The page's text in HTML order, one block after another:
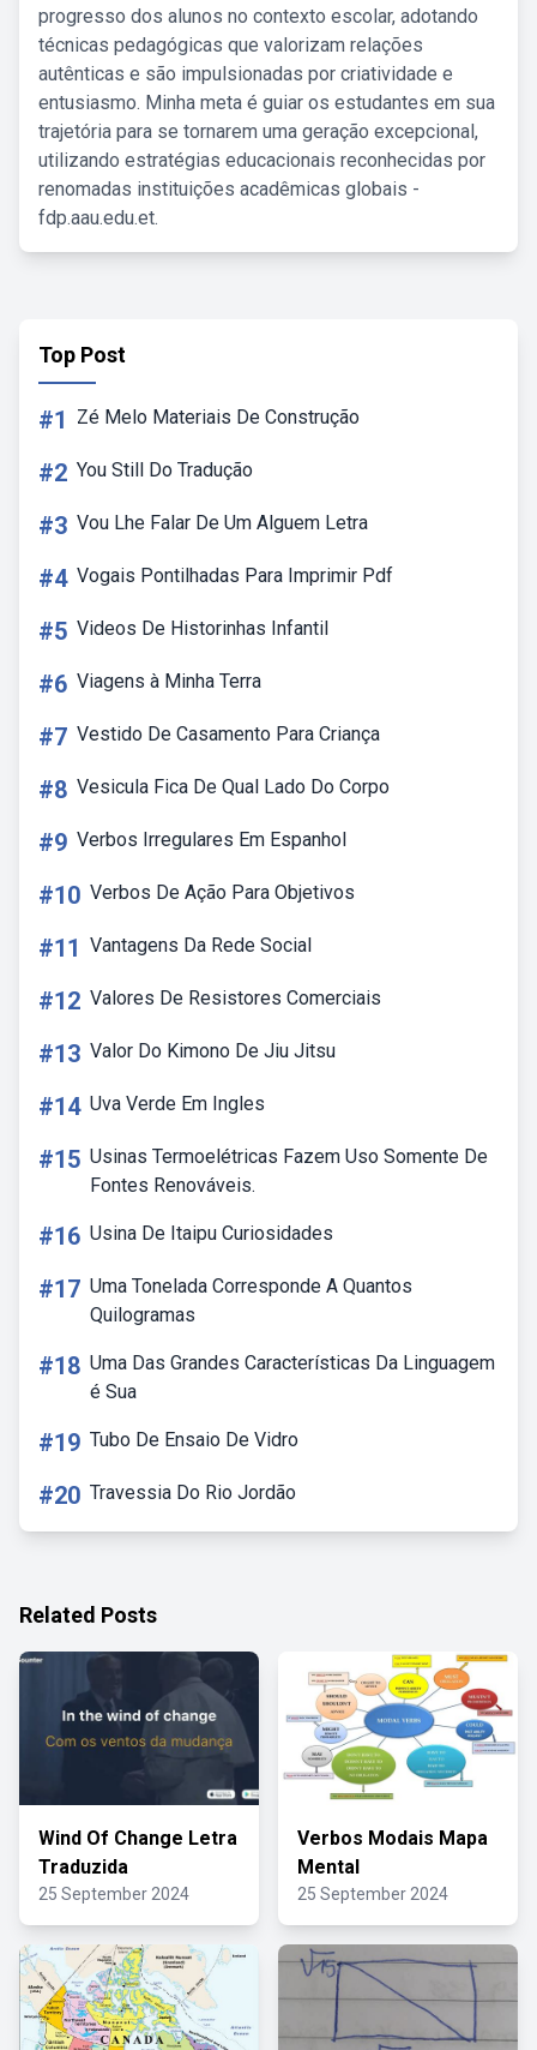
progresso dos alunos no contexto escolar, adotando
técnicas pedagógicas que valorizam relações
autênticas e são impulsionadas por criatividade e
entusiasmo. Minha meta é guiar os estudantes em sua
trajetória para se tornarem uma geração excepcional,
utilizando estratégias educacionais reconhecidas por
renomadas instituições acadêmicas globais -
fdp.aau.edu.et.
Top Post
#1 Zé Melo Materiais De Construção
#2 You Still Do Tradução
#3 Vou Lhe Falar De Um Alguem Letra
#4 Vogais Pontilhadas Para Imprimir Pdf
#5 Videos De Historinhas Infantil
#6 Viagens à Minha Terra
#7 Vestido De Casamento Para Criança
#8 Vesicula Fica De Qual Lado Do Corpo
#9 Verbos Irregulares Em Espanhol
#10 Verbos De Ação Para Objetivos
#11 Vantagens Da Rede Social
#12 Valores De Resistores Comerciais
#13 Valor Do Kimono De Jiu Jitsu
#14 Uva Verde Em Ingles
#15 Usinas Termoelétricas Fazem Uso Somente De
Fontes Renováveis.
#16 Usina De Itaipu Curiosidades
#17 Uma Tonelada Corresponde A Quantos
Quilogramas
#18 Uma Das Grandes Características Da Linguagem
é Sua
#19 Tubo De Ensaio De Vidro
#20 Travessia Do Rio Jordão
Related Posts
Wind Of Change Letra
Traduzida
25 September 2024
Verbos Modais Mapa
Mental
25 September 2024